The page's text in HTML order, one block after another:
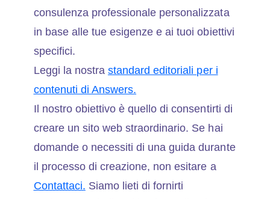
consulenza professionale personalizzata
in base alle tue esigenze e ai tuoi obiettivi
specifici.
Leggi la nostra standard editoriali per i
contenuti di Answers.
Il nostro obiettivo è quello di consentirti di
creare un sito web straordinario. Se hai
domande o necessiti di una guida durante
il processo di creazione, non esitare a
Contattaci. Siamo lieti di fornirti